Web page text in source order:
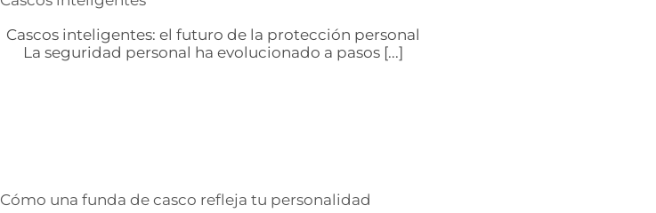
Cascos inteligentes: el futuro de la protección personal
La seguridad personal ha evolucionado a pasos [...]
Cómo una funda de casco refleja tu personalidad